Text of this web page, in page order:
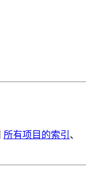
所有项目的索引 、